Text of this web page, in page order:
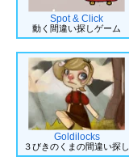
Spot & Click
動く間違い探しゲーム
Goldilocks
３びきのくまの間違い探し